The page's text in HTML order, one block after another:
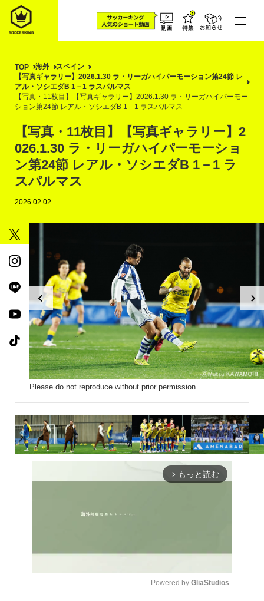
TOP 海外
スペイン
【写真ギャラリー】2026.1.30 ラ・リーガハイパーモーション第24節 レ
アル・ソシエダB 1－1 ラスパルマス
【写真・11枚目】【写真ギャラリー】2026.1.30 ラ・リーガハイパーモー
ション第24節 レアル・ソシエダB 1－1 ラスパルマス
【写真・11枚目】【写真ギャラリー】2
026.1.30 ラ・リーガハイパーモーショ
ン第24節 レアル・ソシエダB 1－1 ラ
スパルマス
2026.02.02
Please do not reproduce without prior permission.
arrow_forward_ios もっと読む
Powered by GliaStudios